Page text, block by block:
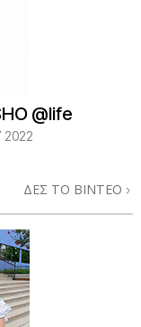
@life
2022
ΔΕΣ ΤΟ ΒΙΝΤΕΟ